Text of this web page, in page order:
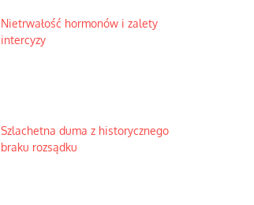
Nietrwałość hormonów i zalety
intercyzy
Szlachetna duma z historycznego
braku rozsądku